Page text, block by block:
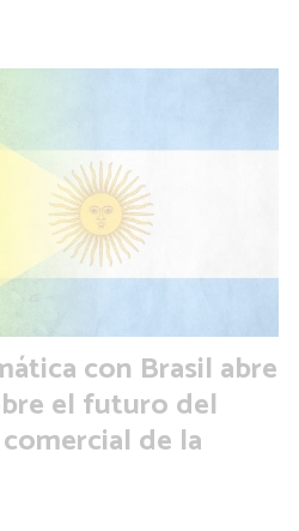
con Brasil abre
el futuro del
de la